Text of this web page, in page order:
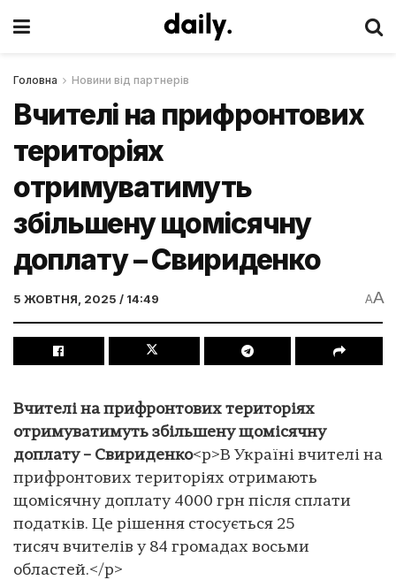
Головна Новини від партнерів
Вчителі на прифронтових
територіях
отримуватимуть
збільшену щомісячну
доплату – Свириденко
5 ЖОВТНЯ, 2025 / 14:49 AA
Вчителі на прифронтових територіях
отримуватимуть збільшену щомісячну
доплату – Свириденко<p>В Україні вчителі на
прифронтових територіях отримають
щомісячну доплату 4000 грн після сплати
податків. Це рішення стосується 25
тисяч вчителів у 84 громадах восьми
областей.</p>